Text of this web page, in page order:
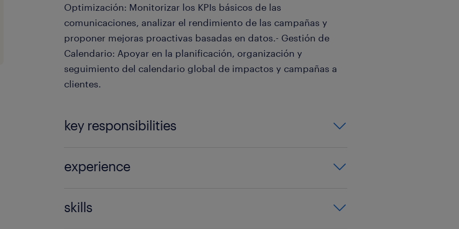
Optimización: Monitorizar los KPIs básicos de las
comunicaciones, analizar el rendimiento de las campañas y
proponer mejoras proactivas basadas en datos.- Gestión de
Calendario: Apoyar en la planificación, organización y
seguimiento del calendario global de impactos y campañas a
clientes.
key responsibilities
Marketing Cloud.Formación: Grado en Marketing, ADE
segmentación de clientes y análisis de
experience
skills